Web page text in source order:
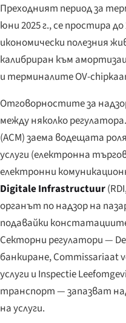
Преходният период за
юни 2025 г., се простира
икономически полезния
калибриран към
и терминалите OV-
Отговорностите за
между няколко регулатора.
(ACM) заема водещата
услуги (електронна
електронни
Digitale Infrastructuur
органът по надзор на
подавайки
Секторни регулатори — De
банкиране, Commissariaat
услуги и Inspectie
транспорт — запазват
на услуги.